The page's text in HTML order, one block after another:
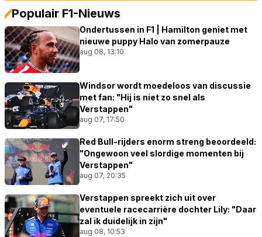
Populair F1-Nieuws
Ondertussen in F1 | Hamilton geniet met
nieuwe puppy Halo van zomerpauze
aug 08, 13:10
Windsor wordt moedeloos van discussie
met fan: "Hij is niet zo snel als
Verstappen"
aug 07, 17:50
Red Bull-rijders enorm streng beoordeeld:
"Ongewoon veel slordige momenten bij
Verstappen"
aug 07, 20:35
Verstappen spreekt zich uit over
eventuele racecarrière dochter Lily: "Daar
zal ik duidelijk in zijn"
aug 08, 10:53